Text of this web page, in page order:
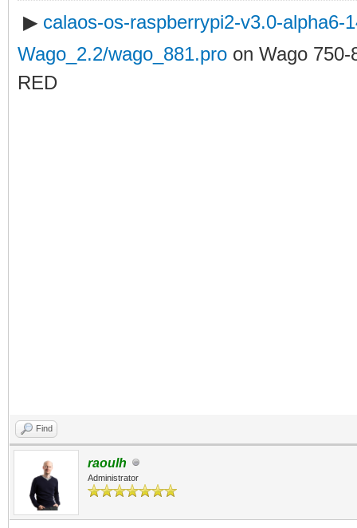
▶ calaos-os-raspberrypi2-v3.0-alpha6-
Wago_2.2/wago_881.pro on Wago 750-
RED
Find
raoulh
Administrator